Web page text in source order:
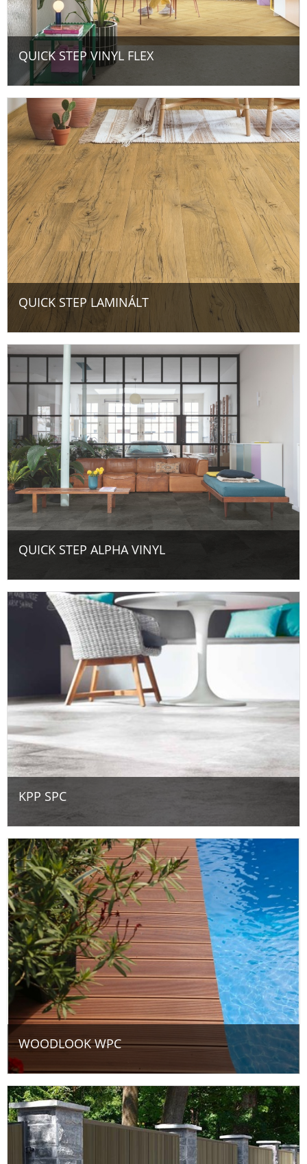
QUICK STEP VINYL FLEX
QUICK STEP LAMINÁLT
QUICK STEP ALPHA VINYL
KPP SPC
WOODLOOK WPC